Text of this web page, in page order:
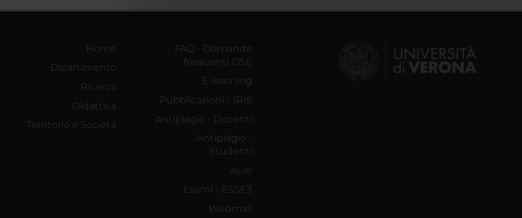
Home
Dipartimento
Ricerca
Didattica
Territorio e Società
FAQ - Domande
frequenti DSE
E-learning
Pubblicazioni - IRIS
Antiplagio - Docenti
Antiplagio -
Studenti
Aule
Esami - ESSE3
Webmail